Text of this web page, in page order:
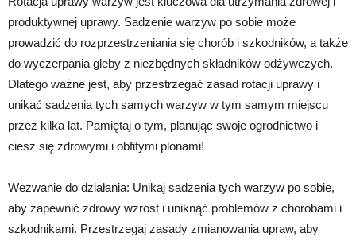
produktywnej uprawy. Sadzenie warzyw po sobie może
prowadzić do rozprzestrzeniania się chorób i szkodników, a także
do wyczerpania gleby z niezbędnych składników odżywczych.
Dlatego ważne jest, aby przestrzegać zasad rotacji uprawy i
unikać sadzenia tych samych warzyw w tym samym miejscu
przez kilka lat. Pamiętaj o tym, planując swoje ogrodnictwo i
ciesz się zdrowymi i obfitymi plonami!
Wezwanie do działania: Unikaj sadzenia tych warzyw po sobie,
aby zapewnić zdrowy wzrost i uniknąć problemów z chorobami i
szkodnikami. Przestrzegaj zasady zmianowania upraw, aby